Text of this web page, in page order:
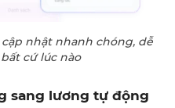
nhật nhanh chóng, dễ
cứ lúc nào
sang lương tự động